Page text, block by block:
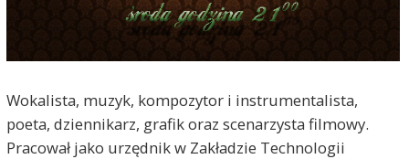
Wokalista, muzyk, kompozytor i instrumentalista,
poeta, dziennikarz, grafik oraz scenarzysta filmowy.
Pracował jako urzędnik w Zakładzie Technologii